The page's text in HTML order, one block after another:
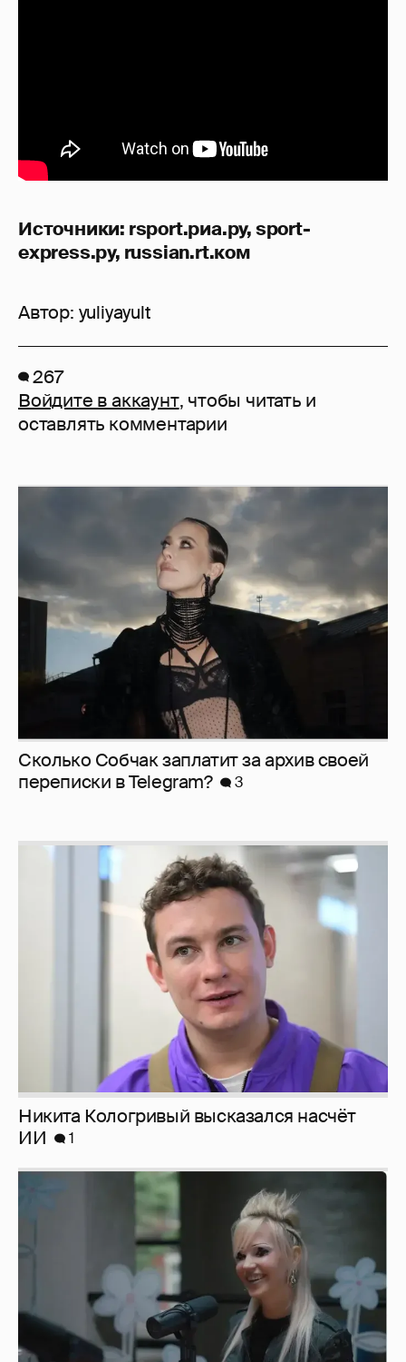
Источники: rsport.риа.ру, sport-
express.ру, russian.rt.ком
Автор: yuliyayult
267
Войдите в аккаунт, чтобы читать и
оставлять комментарии
Сколько Собчак заплатит за архив своей
перeписки в Telegram?
3
Никита Кологривый высказался насчёт
ИИ
1